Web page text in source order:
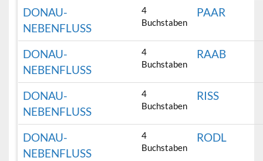
DONAU-
NEBENFLUSS
4
Buchstaben
PAAR
DONAU-
NEBENFLUSS
4
Buchstaben
RAAB
DONAU-
NEBENFLUSS
4
Buchstaben
RISS
DONAU-
NEBENFLUSS
4
Buchstaben
RODL